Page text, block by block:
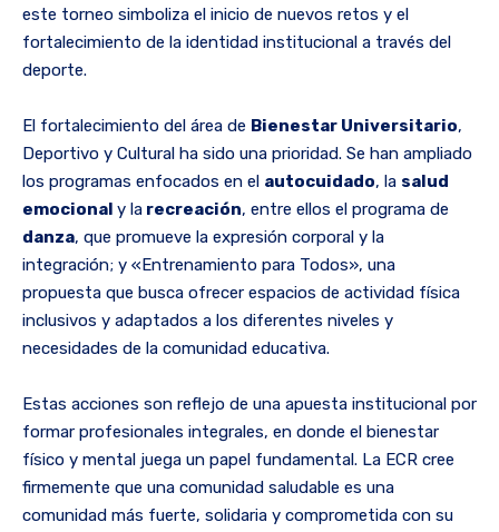
este torneo simboliza el inicio de nuevos retos y el
fortalecimiento de la identidad institucional a través del
deporte.
El fortalecimiento del área de Bienestar Universitario,
Deportivo y Cultural ha sido una prioridad. Se han ampliado
los programas enfocados en el autocuidado, la salud
emocional y la recreación, entre ellos el programa de
danza, que promueve la expresión corporal y la
integración; y «Entrenamiento para Todos», una
propuesta que busca ofrecer espacios de actividad física
inclusivos y adaptados a los diferentes niveles y
necesidades de la comunidad educativa.
Estas acciones son reflejo de una apuesta institucional por
formar profesionales integrales, en donde el bienestar
físico y mental juega un papel fundamental. La ECR cree
firmemente que una comunidad saludable es una
comunidad más fuerte, solidaria y comprometida con su